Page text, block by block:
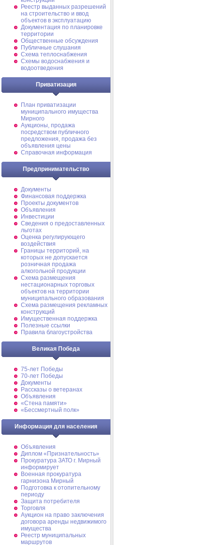
Реестр выданных разрешений
на строительство и ввод
объектов в эксплуатацию
Документация по планировке
территории
Общественные обсуждения
Публичные слушания
Схема теплоснабжения
Схемы водоснабжения и
водоотведения
Приватизация
План приватизации
муниципального имущества
Мирного
Аукционы, продажа
посредством публичного
предложения, продажа без
объявления цены
Справочная информация
Предпринимательство
Документы
Финансовая поддержка
Проекты документов
Объявления
Инвестиции
Сведения о предоставленных
льготах
Оценка регулирующего
воздействия
Границы территорий, на
которых не допускается
розничная продажа
алкогольной продукции
Схема размещения
нестационарных торговых
объектов на территории
муниципального образования
Схема размещения рекламных
конструкций
Имущественная поддержка
Полезные ссылки
Правила благоустройства
Великая Победа
75-лет Победы
70-лет Победы
Документы
Рассказы о ветеранах
Объявления
«Стена памяти»
«Бессмертный полк»
Информация для населения
Объявления
Диплом «Признательность»
Прокуратура ЗАТО г. Мирный
информирует
Военная прокуратура
гарнизона Мирный
Подготовка к отопительному
периоду
Защита потребителя
Торговля
Аукцион на право заключения
договора аренды недвижимого
имущества
Реестр муниципальных
маршрутов